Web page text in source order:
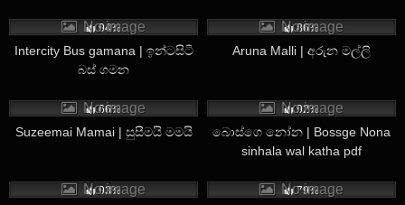
“ඒ මොකද?”
“යාළුවො මෙහෙ නෑනෙ. තාත්ත තාම කොම්පියුටර් එක
ගෙනාවෙත් නෑනෙ.’”
” එහෙනම් ඉතින් මෙහෙ එන්න පාලු මකාගන්න අක්ක
No image
94%
Intercity Bus gamana | ඉන්ටසිටි
බස් ගමන
No image
86%
Aruna Malli | අරුන මල්ලි
No image
66%
Suzeemai Mamai | සුසීමයි මමයි
No image
92%
බොස්ගෙ නෝන | Bossge Nona
sinhala wal katha pdf
No image
93%
No image
79%